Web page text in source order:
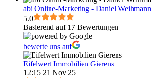
abi Online-Marketing - Daniel Weihmann
5.0
Basierend auf 17 Bewertungen
bewerte uns auf
Eifelwert Immobilien Gierens
12:15 21 Nov 25